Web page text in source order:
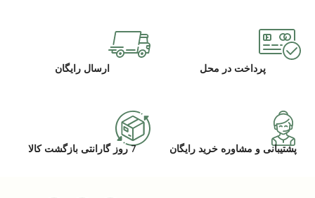
پرداخت در محل ارسال رایگان
پشتیبانی و مشاوره خرید رایگان 7 روز گارانتی بازگشت کالا